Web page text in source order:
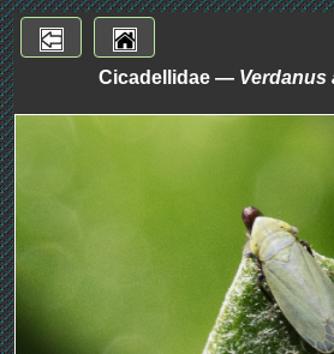
Cicadellidae — Verdanus